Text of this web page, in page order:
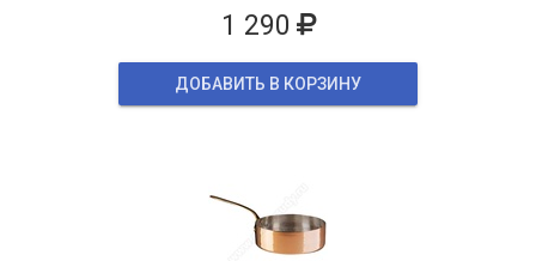
1 290
ДОБАВИТЬ В КОРЗИНУ